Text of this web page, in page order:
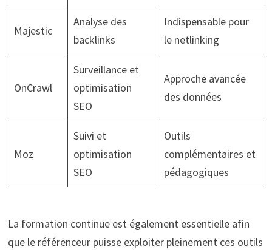
Majestic
Analyse des
backlinks
Indispensable pour
le netlinking
OnCrawl
Surveillance et
optimisation
SEO
Approche avancée
des données
Moz
Suivi et
optimisation
SEO
Outils
complémentaires et
pédagogiques
La formation continue est également essentielle afin
que le référenceur puisse exploiter pleinement ces outils